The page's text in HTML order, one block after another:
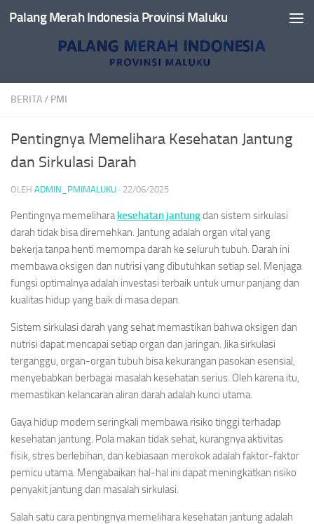
Skip to content
Palang Merah Indonesia Provinsi Maluku
BERITA/ PMI
Pentingnya Memelihara Kesehatan Jantung
dan Sirkulasi Darah
OLEH ADMIN_PMIMALUKU · 22/06/2025
Pentingnya memeliharakesehatan jantungdan sistem sirkulasi
darah tidak bisa diremehkan. Jantung adalah organ vital yang
bekerja tanpa henti memompa darah ke seluruh tubuh. Darah ini
membawa oksigen dan nutrisi yang dibutuhkan setiap sel. Menjaga
fungsi optimalnya adalah investasi terbaik untuk umur panjang dan
kualitas hidup yang baik di masa depan.
Sistem sirkulasi darah yang sehat memastikan bahwa oksigen dan
nutrisi dapat mencapai setiap organ dan jaringan. Jika sirkulasi
terganggu, organ-organ tubuh bisa kekurangan pasokan esensial,
menyebabkan berbagai masalah kesehatan serius. Oleh karena itu,
memastikan kelancaran aliran darah adalah kunci utama.
Gaya hidup modern seringkali membawa risiko tinggi terhadap
kesehatan jantung. Pola makan tidak sehat, kurangnya aktivitas
fisik, stres berlebihan, dan kebiasaan merokok adalah faktor-faktor
pemicu utama. Mengabaikan hal-hal ini dapat meningkatkan risiko
penyakit jantung dan masalah sirkulasi.
Salah satu cara pentingnya memelihara kesehatan jantung adalah